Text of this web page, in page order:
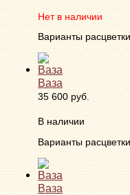
Нет в наличии
Варианты расцветки
Ваза
35 600 руб.
В наличии
Варианты расцветки
Ваза